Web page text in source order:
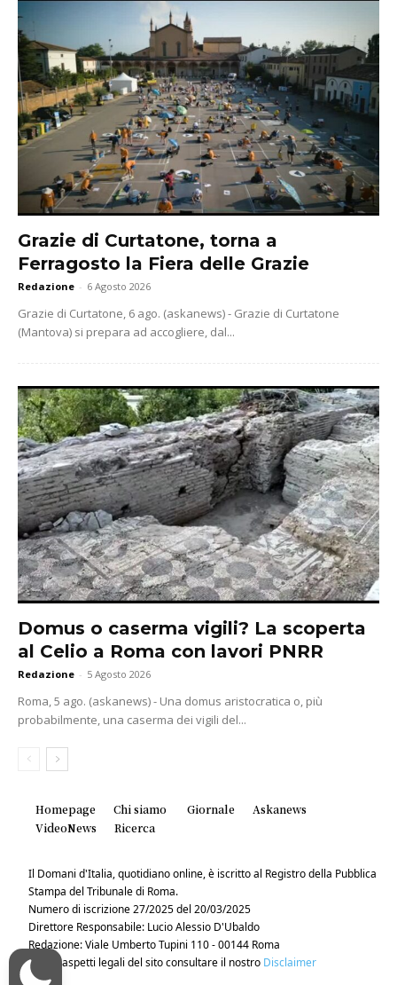
Grazie di Curtatone, torna a
Ferragosto la Fiera delle Grazie
Redazione - 6 Agosto 2026
Grazie di Curtatone, 6 ago. (askanews) - Grazie di Curtatone
(Mantova) si prepara ad accogliere, dal...
Domus o caserma vigili? La scoperta
al Celio a Roma con lavori PNRR
Redazione - 5 Agosto 2026
Roma, 5 ago. (askanews) - Una domus aristocratica o, più
probabilmente, una caserma dei vigili del...
Homepage Chi siamo Giornale
Askanews
VideoNews
Ricerca
Il Domani d'Italia, quotidiano online, è iscritto al Registro della Pubblica
Stampa del Tribunale di Roma.
Numero di iscrizione 27/2025 del 20/03/2025
Direttore Responsabile: Lucio Alessio D'Ubaldo
Redazione: Viale Umberto Tupini 110 - 00144 Roma
Per gli aspetti legali del sito consultare il nostro Disclaimer